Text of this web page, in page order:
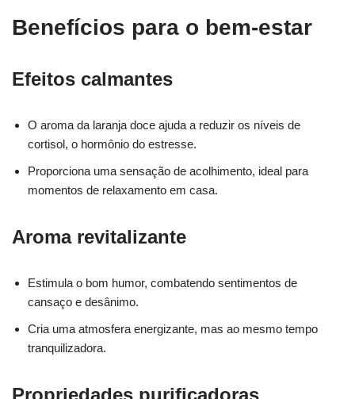
Benefícios para o bem-estar
Efeitos calmantes
O aroma da laranja doce ajuda a reduzir os níveis de
cortisol, o hormônio do estresse.
Proporciona uma sensação de acolhimento, ideal para
momentos de relaxamento em casa.
Aroma revitalizante
Estimula o bom humor, combatendo sentimentos de
cansaço e desânimo.
Cria uma atmosfera energizante, mas ao mesmo tempo
tranquilizadora.
Propriedades purificadoras